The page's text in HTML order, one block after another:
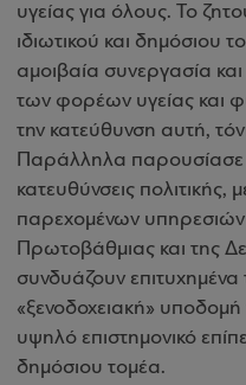
υγείας για όλους. Το
ιδιωτικού και δημόσιου
αμοιβαία συνεργασία
των φορέων υγείας και
την κατεύθυνση αυτή,
Παράλληλα παρουσίασε
κατευθύνσεις
παρεχομένων
Πρωτοβάθμιας και της
συνδυάζουν
«ξενοδοχειακή» υποδομή
υψηλό επιστημονικό
δημόσιου τομέα.